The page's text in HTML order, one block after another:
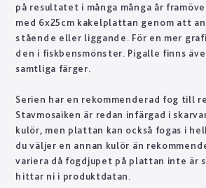
på resultatet i många många år
med 6x25cm kakelplattan genom att
stående eller liggande. För en mer
den i fiskbensmönster. Pigalle finns
samtliga färger.
Serien har en rekommenderad fog till
Stavmosaiken är redan infärgad i
kulör, men plattan kan också fogas i
du väljer en annan kulör än
variera då fogdjupet på plattan inte är
hittar ni i produktdatan.